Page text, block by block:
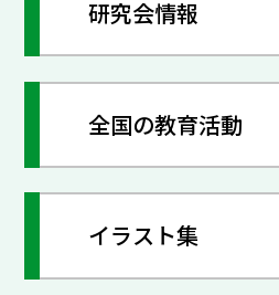
研究会情報
全国の教育活動
イラスト集